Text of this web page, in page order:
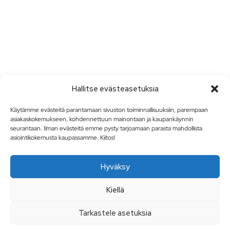
Hallitse evästeasetuksia
Käytämme evästeitä parantamaan sivuston toiminnallisuuksiin, parempaan
asiakaskokemukseen, kohdennettuun mainontaan ja kaupankäynnin
seurantaan. Ilman evästeitä emme pysty tarjoamaan parasta mahdollista
asiointikokemusta kaupassamme. Kiitos!
Hyväksy
Kiellä
Tarkastele asetuksia